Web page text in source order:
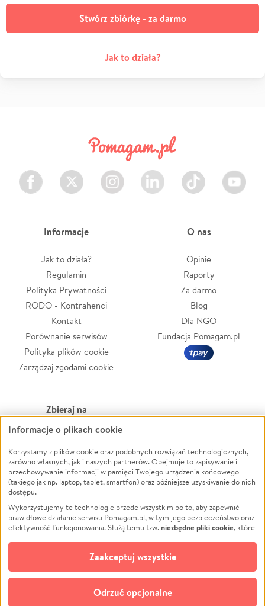
Stwórz zbiórkę - za darmo
Jak to działa?
Facebook Twitter Instagram LinkedIn TikTok Youtube
Informacje
Jak to działa?
Regulamin
Polityka Prywatności
RODO - Kontrahenci
Kontakt
Porównanie serwisów
Polityka plików cookie
Zarządzaj zgodami cookie
O nas
Opinie
Raporty
Za darmo
Blog
Dla NGO
Fundacja Pomagam.pl
Zbieraj na
Leczenie
Zwierzęta
Pożar
Ukraina
Pomoc Finansowa
Projekty
Pogrzeb
Społeczność lokalna
Kultura
Powódź
Wichura
NGO
Edukacja
Podróż
Impreza
Ochrona środowiska
Biznes
Informacje o plikach cookie
Korzystamy z plików cookie oraz podobnych rozwiązań technologicznych,
zarówno własnych, jak i naszych partnerów. Obejmuje to zapisywanie i
przechowywanie informacji w pamięci Twojego urządzenia końcowego
(takiego jak np. laptop, tablet, smartfon) oraz późniejsze uzyskiwanie do nich
dostępu.
Wykorzystujemy te technologie przede wszystkim po to, aby zapewnić
prawidłowe działanie serwisu Pomagam.pl, w tym jego bezpieczeństwo oraz
efektywność funkcjonowania. Służą temu tzw.niezbędne pliki cookie, które
opcjonalnych plików cookie
technologii do celów analitycznych i retargetingowych. Możesz wyrazić
zgodę na ich stosowanie lub jej odmówić. W dowolnym momencie masz
możliwość zmiany swoich preferencji na stronie „Zarządzaj zgodami cookie”,
do której link znajdziesz w stopce serwisu Pomagam.pl. Opcjonalne pliki
cookie wykorzystywane są w następujących celach:
Odrzuć opcjonalne
Zaakceptuj wszystkie